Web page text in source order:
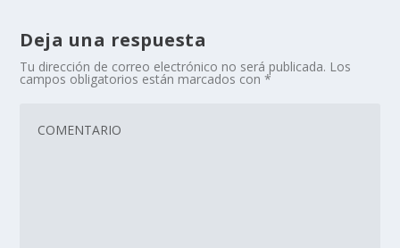
Deja una respuesta
Tu dirección de correo electrónico no será publicada. Los
campos obligatorios están marcados con*